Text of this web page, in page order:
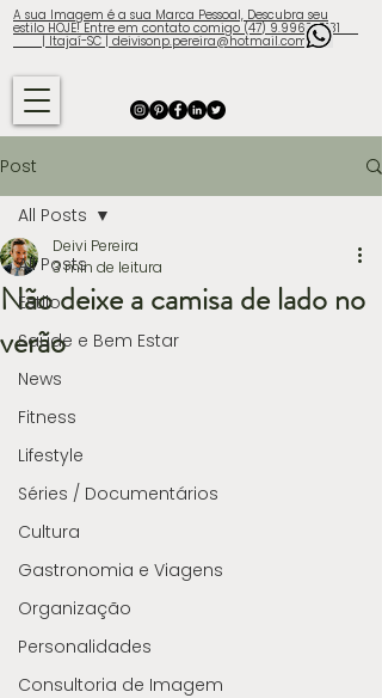
A sua Imagem é a sua Marca Pessoal, Descubra seu
estilo HOJE! Entre em contato comigo (47) 9.9960-3131
| Itajaí-SC | deivisonp.pereira@hotmail.com
Post
All Posts
Estilo
Saúde e Bem Estar
News
Fitness
Lifestyle
Séries / Documentários
Cultura
Gastronomia e Viagens
Organização
Personalidades
Consultoria de Imagem
All Posts
Não deixe a camisa de lado no
verão
Deivi Pereira
3 min de leitura